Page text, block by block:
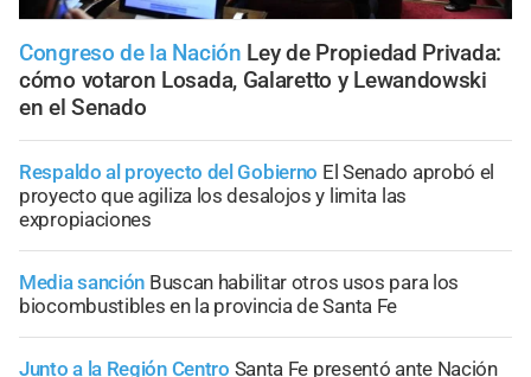
Congreso de la Nación Ley de Propiedad Privada:
cómo votaron Losada, Galaretto y Lewandowski
en el Senado
Respaldo al proyecto del Gobierno El Senado aprobó el
proyecto que agiliza los desalojos y limita las
expropiaciones
Media sanción Buscan habilitar otros usos para los
biocombustibles en la provincia de Santa Fe
Junto a la Región Centro Santa Fe presentó ante Nación